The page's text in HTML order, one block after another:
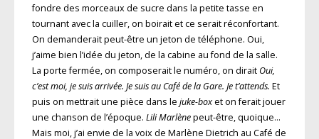
fondre des morceaux de sucre dans la petite tasse en
tournant avec la cuiller, on boirait et ce serait réconfortant.
On demanderait peut-être un jeton de téléphone. Oui,
j’aime bien l’idée du jeton, de la cabine au fond de la salle.
La porte fermée, on composerait le numéro, on dirait Oui,
c’est moi, je suis arrivée. Je suis au Café de la Gare. Je t’attends. Et
puis on mettrait une pièce dans le juke-boxet on ferait jouer
une chanson de l’époque. Lili Marlènepeut-être, quoique…
Mais moi, j’ai envie de la voix de Marlène Dietrich au Café de